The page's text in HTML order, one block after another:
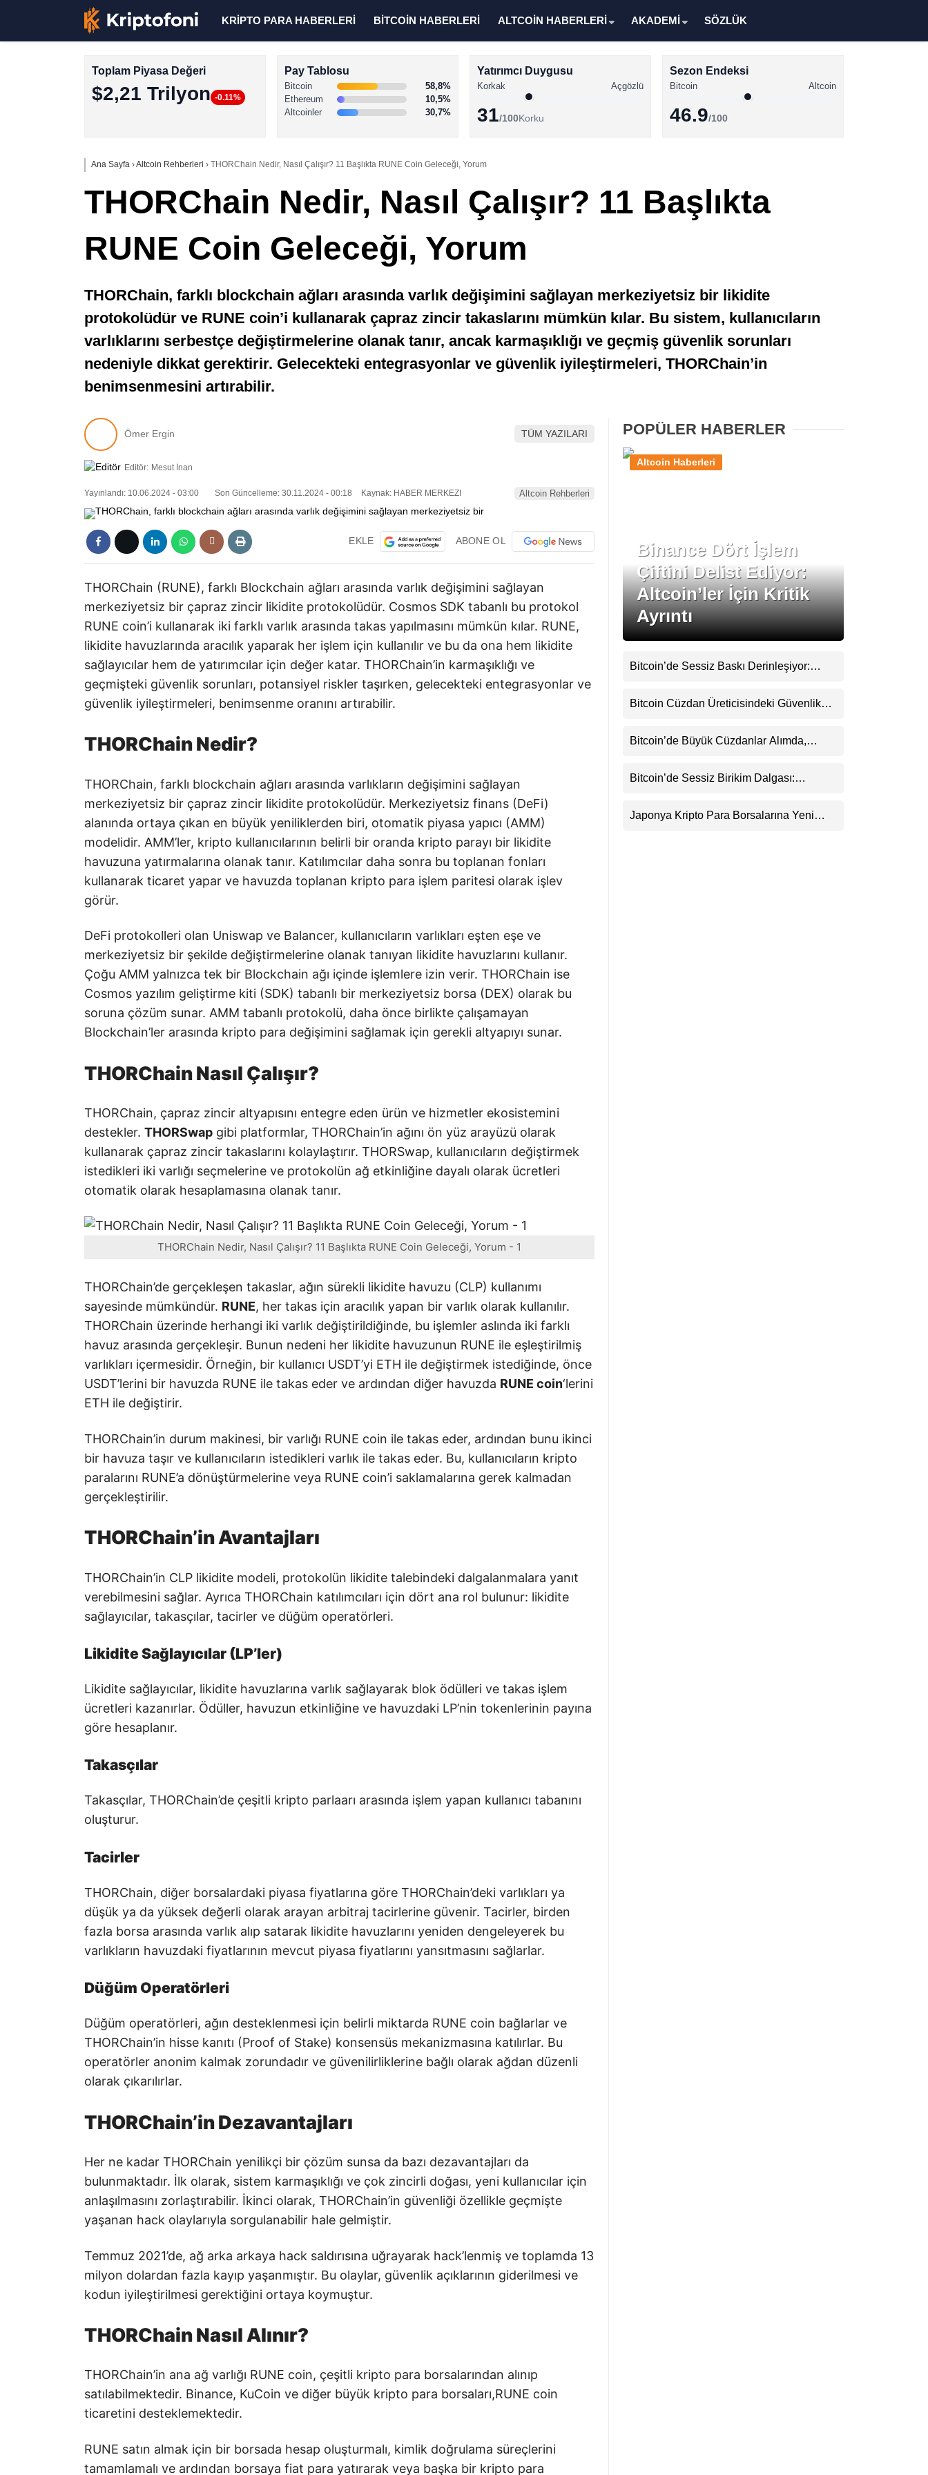
Stablecoin Haberleri
KRİPTO PARA HABERLERİ BİTCOİN HABERLERİ ALTCOİN HABERLERİ AKADEMİ SÖZLÜK
Toplam Piyasa Değeri
$2,21 Trilyon -0.11%
Pay Tablosu
Bitcoin
58,8%
Ethereum
10,5%
Altcoinler
30,7%
Yatırımcı Duygusu
Korkak Açgözlü
31/100Korku
Sezon Endeksi
Bitcoin Altcoin
46.9/100
Ana Sayfa ›Altcoin Rehberleri › THORChain Nedir, Nasıl Çalışır? 11 Başlıkta RUNE Coin Geleceği, Yorum
THORChain Nedir, Nasıl Çalışır? 11 Başlıkta
RUNE Coin Geleceği, Yorum
THORChain, farklı blockchain ağları arasında varlık değişimini sağlayan merkeziyetsiz bir likidite
protokolüdür ve RUNE coin’i kullanarak çapraz zincir takaslarını mümkün kılar. Bu sistem, kullanıcıların
varlıklarını serbestçe değiştirmelerine olanak tanır, ancak karmaşıklığı ve geçmiş güvenlik sorunları
nedeniyle dikkat gerektirir. Gelecekteki entegrasyonlar ve güvenlik iyileştirmeleri, THORChain’in
benimsenmesini artırabilir.
Ömer Ergin TÜM YAZILARI
Editör: Mesut İnan
Yayınlandı: 10.06.2024 - 03:00 Son Güncelleme: 30.11.2024 - 00:18 Kaynak: HABER MERKEZI Altcoin Rehberleri
EKLE ABONE OL
THORChain (RUNE), farklı Blockchain ağları arasında varlık değişimini sağlayan
merkeziyetsiz bir çapraz zincir likidite protokolüdür. Cosmos SDK tabanlı bu protokol
RUNE coin’i kullanarak iki farklı varlık arasında takas yapılmasını mümkün kılar. RUNE,
likidite havuzlarında aracılık yaparak her işlem için kullanılır ve bu da ona hem likidite
sağlayıcılar hem de yatırımcılar için değer katar. THORChain’in karmaşıklığı ve
geçmişteki güvenlik sorunları, potansiyel riskler taşırken, gelecekteki entegrasyonlar ve
güvenlik iyileştirmeleri, benimsenme oranını artırabilir.
THORChain Nedir?
THORChain, farklı blockchain ağları arasında varlıkların değişimini sağlayan
merkeziyetsiz bir çapraz zincir likidite protokolüdür. Merkeziyetsiz finans (DeFi)
alanında ortaya çıkan en büyük yeniliklerden biri, otomatik piyasa yapıcı (AMM)
modelidir. AMM’ler, kripto kullanıcılarının belirli bir oranda kripto parayı bir likidite
havuzuna yatırmalarına olanak tanır. Katılımcılar daha sonra bu toplanan fonları
kullanarak ticaret yapar ve havuzda toplanan kripto para işlem paritesi olarak işlev
görür.
DeFi protokolleri olan Uniswap ve Balancer, kullanıcıların varlıkları eşten eşe ve
merkeziyetsiz bir şekilde değiştirmelerine olanak tanıyan likidite havuzlarını kullanır.
Çoğu AMM yalnızca tek bir Blockchain ağı içinde işlemlere izin verir. THORChain ise
Cosmos yazılım geliştirme kiti (SDK) tabanlı bir merkeziyetsiz borsa (DEX) olarak bu
soruna çözüm sunar. AMM tabanlı protokolü, daha önce birlikte çalışamayan
Blockchain’ler arasında kripto para değişimini sağlamak için gerekli altyapıyı sunar.
THORChain Nasıl Çalışır?
THORChain, çapraz zincir altyapısını entegre eden ürün ve hizmetler ekosistemini
destekler. THORSwap gibi platformlar, THORChain’in ağını ön yüz arayüzü olarak
kullanarak çapraz zincir takaslarını kolaylaştırır. THORSwap, kullanıcıların değiştirmek
istedikleri iki varlığı seçmelerine ve protokolün ağ etkinliğine dayalı olarak ücretleri
otomatik olarak hesaplamasına olanak tanır.
THORChain Nedir, Nasıl Çalışır? 11 Başlıkta RUNE Coin Geleceği, Yorum - 1
THORChain’de gerçekleşen takaslar, ağın sürekli likidite havuzu (CLP) kullanımı
sayesinde mümkündür. RUNE, her takas için aracılık yapan bir varlık olarak kullanılır.
THORChain üzerinde herhangi iki varlık değiştirildiğinde, bu işlemler aslında iki farklı
havuz arasında gerçekleşir. Bunun nedeni her likidite havuzunun RUNE ile eşleştirilmiş
varlıkları içermesidir. Örneğin, bir kullanıcı USDT’yi ETH ile değiştirmek istediğinde, önce
USDT’lerini bir havuzda RUNE ile takas eder ve ardından diğer havuzda RUNE coin‘lerini
ETH ile değiştirir.
THORChain’in durum makinesi, bir varlığı RUNE coin ile takas eder, ardından bunu ikinci
bir havuza taşır ve kullanıcıların istedikleri varlık ile takas eder. Bu, kullanıcıların kripto
paralarını RUNE’a dönüştürmelerine veya RUNE coin’i saklamalarına gerek kalmadan
gerçekleştirilir.
THORChain’in Avantajları
THORChain’in CLP likidite modeli, protokolün likidite talebindeki dalgalanmalara yanıt
verebilmesini sağlar. Ayrıca THORChain katılımcıları için dört ana rol bulunur: likidite
sağlayıcılar, takasçılar, tacirler ve düğüm operatörleri.
Likidite Sağlayıcılar (LP’ler)
Likidite sağlayıcılar, likidite havuzlarına varlık sağlayarak blok ödülleri ve takas işlem
ücretleri kazanırlar. Ödüller, havuzun etkinliğine ve havuzdaki LP’nin tokenlerinin payına
göre hesaplanır.
Takasçılar
Takasçılar, THORChain’de çeşitli kripto parlaarı arasında işlem yapan kullanıcı tabanını
oluşturur.
Tacirler
THORChain, diğer borsalardaki piyasa fiyatlarına göre THORChain’deki varlıkları ya
düşük ya da yüksek değerli olarak arayan arbitraj tacirlerine güvenir. Tacirler, birden
fazla borsa arasında varlık alıp satarak likidite havuzlarını yeniden dengeleyerek bu
varlıkların havuzdaki fiyatlarının mevcut piyasa fiyatlarını yansıtmasını sağlarlar.
Düğüm Operatörleri
Düğüm operatörleri, ağın desteklenmesi için belirli miktarda RUNE coin bağlarlar ve
THORChain’in hisse kanıtı (Proof of Stake) konsensüs mekanizmasına katılırlar. Bu
operatörler anonim kalmak zorundadır ve güvenilirliklerine bağlı olarak ağdan düzenli
olarak çıkarılırlar.
THORChain’in Dezavantajları
Her ne kadar THORChain yenilikçi bir çözüm sunsa da bazı dezavantajları da
bulunmaktadır. İlk olarak, sistem karmaşıklığı ve çok zincirli doğası, yeni kullanıcılar için
anlaşılmasını zorlaştırabilir. İkinci olarak, THORChain’in güvenliği özellikle geçmişte
yaşanan hack olaylarıyla sorgulanabilir hale gelmiştir.
Temmuz 2021’de, ağ arka arkaya hack saldırısına uğrayarak hack’lenmiş ve toplamda 13
milyon dolardan fazla kayıp yaşanmıştır. Bu olaylar, güvenlik açıklarının giderilmesi ve
kodun iyileştirilmesi gerektiğini ortaya koymuştur.
THORChain Nasıl Alınır?
THORChain’in ana ağ varlığı RUNE coin, çeşitli kripto para borsalarından alınıp
satılabilmektedir. Binance, KuCoin ve diğer büyük kripto para borsaları,RUNE coin
ticaretini desteklemektedir.
RUNE satın almak için bir borsada hesap oluşturmalı, kimlik doğrulama süreçlerini
tamamlamalı ve ardından borsaya fiat para yatırarak veya başka bir kripto para
POPÜLER HABERLER
Binance Dört İşlem
Çiftini Delist Ediyor:
Altcoin’ler İçin Kritik
Ayrıntı
Altcoin Haberleri
Bitcoin’de Sessiz Baskı Derinleşiyor:
Henüz Yok
Bitcoin Cüzdan Üreticisindeki Güvenlik
Belirsizliğini Koruyor
Bitcoin’de Büyük Cüzdanlar Alımda,
Dolar Senaryosuna mı Hazırlanıyor?
Bitcoin’de Sessiz Birikim Dalgası:
Toplarken ETF’lere 750 Milyon Dolar Aktı
Japonya Kripto Para Borsalarına Yeni